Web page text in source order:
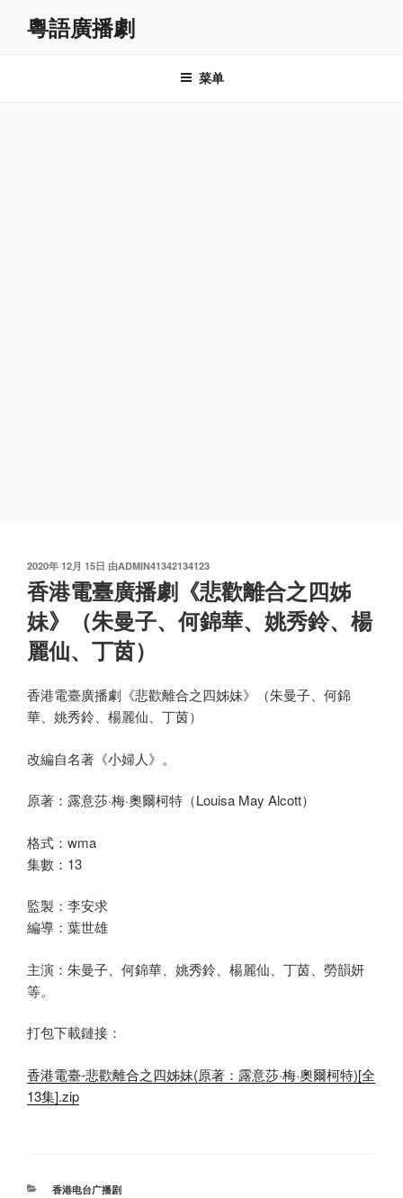
粵語廣播劇
菜单
发
布
于
2020年 12月 15日 由ADMIN41342134123
香港電臺廣播劇《悲歡離合之四姊
妹》（朱曼子、何錦華、姚秀鈴、楊
麗仙、丁茵）
香港電臺廣播劇《悲歡離合之四姊妹》（朱曼子、何錦
華、姚秀鈴、楊麗仙、丁茵）
改編自名著《小婦人》。
原著：露意莎·梅·奧爾柯特（Louisa May Alcott）
格式：wma
集數：13
監製：李安求
編導：葉世雄
主演：朱曼子、何錦華、姚秀鈴、楊麗仙、丁茵、勞韻妍
等。
打包下載鏈接：
香港電臺-悲歡離合之四姊妹(原著：露意莎·梅·奧爾柯特)[全
13集].zip
分
香港电台广播剧